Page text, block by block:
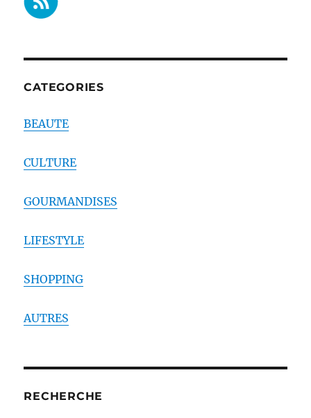
CATEGORIES
BEAUTE
CULTURE
GOURMANDISES
LIFESTYLE
SHOPPING
AUTRES
RECHERCHE